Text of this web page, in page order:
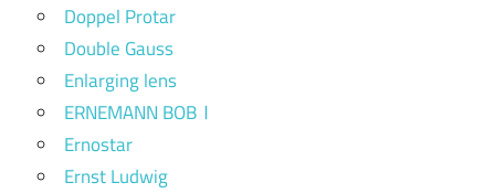
Doppel Protar
Double Gauss
Enlarging lens
ERNEMANN BOBⅠ
Ernostar
Ernst Ludwig